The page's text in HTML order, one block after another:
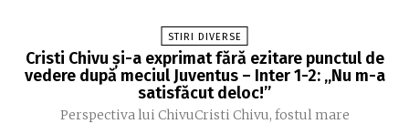
STIRI DIVERSE
Cristi Chivu și-a exprimat fără ezitare punctul de
vedere după meciul Juventus – Inter 1-2: „Nu m-a
satisfăcut deloc!”
Perspectiva lui ChivuCristi Chivu, fostul mare